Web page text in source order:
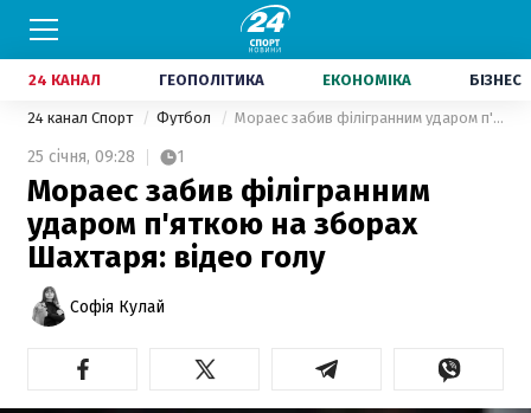
24 КАНАЛ ГЕОПОЛІТИКА ЕКОНОМІКА БІЗНЕС
24 канал Спорт Футбол Мораес забив філігранним ударом п'яткою на зборах Шахтаря: відео голу
25 січня, 09:28 1
Мораес забив філігранним
ударом п'яткою на зборах
Шахтаря: відео голу
Софія Кулай